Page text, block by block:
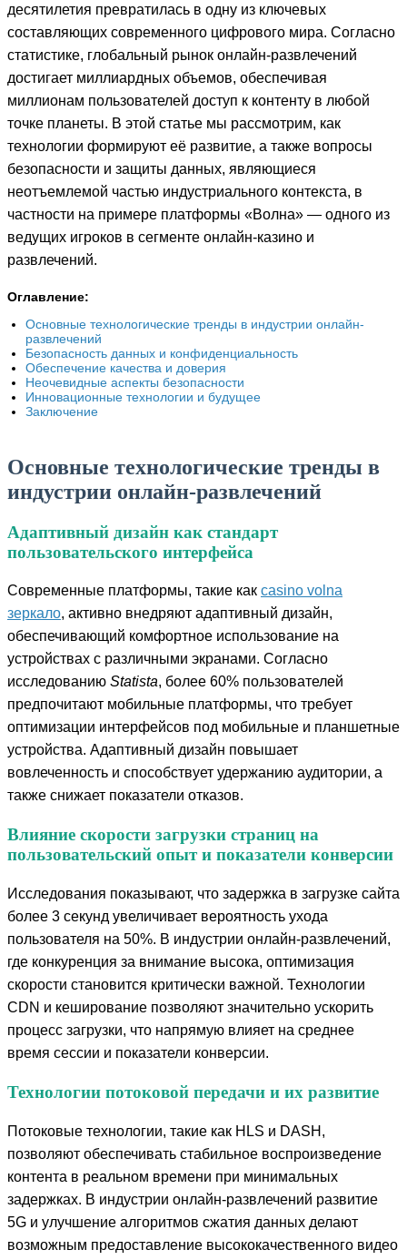
десятилетия превратилась в одну из ключевых
составляющих современного цифрового мира. Согласно
статистике, глобальный рынок онлайн-развлечений
достигает миллиардных объемов, обеспечивая
миллионам пользователей доступ к контенту в любой
точке планеты. В этой статье мы рассмотрим, как
технологии формируют её развитие, а также вопросы
безопасности и защиты данных, являющиеся
неотъемлемой частью индустриального контекста, в
частности на примере платформы «Волна» — одного из
ведущих игроков в сегменте онлайн-казино и
развлечений.
Оглавление:
Основные технологические тренды в индустрии онлайн-
развлечений
Безопасность данных и конфиденциальность
Обеспечение качества и доверия
Неочевидные аспекты безопасности
Инновационные технологии и будущее
Заключение
Основные технологические тренды в
индустрии онлайн-развлечений
Адаптивный дизайн как стандарт
пользовательского интерфейса
Современные платформы, такие как casino volna
зеркало, активно внедряют адаптивный дизайн,
обеспечивающий комфортное использование на
устройствах с различными экранами. Согласно
исследованию Statista, более 60% пользователей
предпочитают мобильные платформы, что требует
оптимизации интерфейсов под мобильные и планшетные
устройства. Адаптивный дизайн повышает
вовлеченность и способствует удержанию аудитории, а
также снижает показатели отказов.
Влияние скорости загрузки страниц на
пользовательский опыт и показатели конверсии
Исследования показывают, что задержка в загрузке сайта
более 3 секунд увеличивает вероятность ухода
пользователя на 50%. В индустрии онлайн-развлечений,
где конкуренция за внимание высока, оптимизация
скорости становится критически важной. Технологии
CDN и кеширование позволяют значительно ускорить
процесс загрузки, что напрямую влияет на среднее
время сессии и показатели конверсии.
Технологии потоковой передачи и их развитие
Потоковые технологии, такие как HLS и DASH,
позволяют обеспечивать стабильное воспроизведение
контента в реальном времени при минимальных
задержках. В индустрии онлайн-развлечений развитие
5G и улучшение алгоритмов сжатия данных делают
возможным предоставление высококачественного видео